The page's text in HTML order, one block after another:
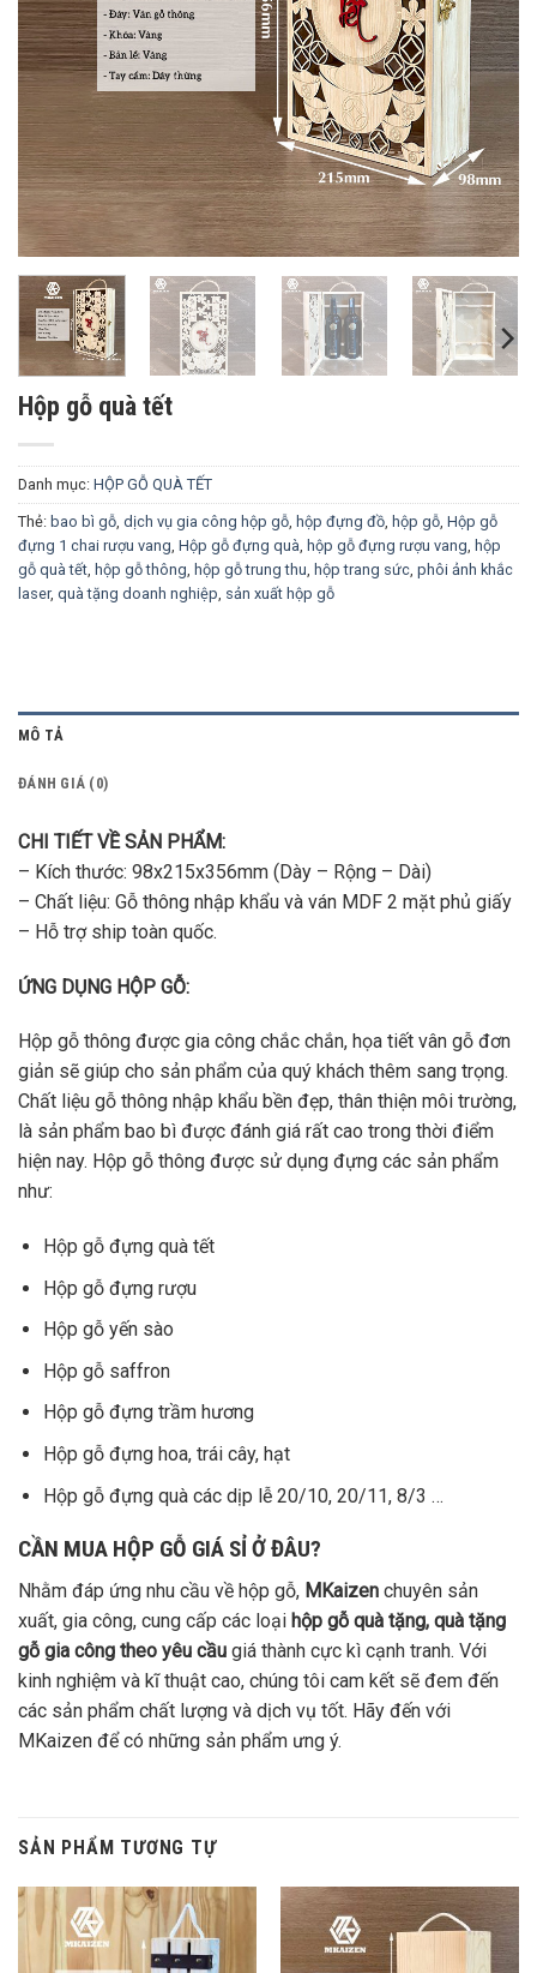
Hộp gỗ quà tết
Danh mục: HỘP GỖ QUÀ TẾT
Thẻ: bao bì gỗ dịch vụ gia công hộp gỗ hộp đựng đồ hộp gỗ Hộp gỗ
đựng 1 chai rượu vang Hộp gỗ đựng quà hộp gỗ đựng rượu vang hộp
gỗ quà tết hộp gỗ thông hộp gỗ trung thu hộp trang sức phôi ảnh khắc
laser, quà tặng doanh nghiệp sản xuất hộp gỗ
MÔ TẢ
ĐÁNH GIÁ (0)
CHI TIẾT VỀ SẢN PHẨM:
– Kích thước: 98x215x356mm (Dày – Rộng – Dài)
– Chất liệu: Gỗ thông nhập khẩu và ván MDF 2 mặt phủ giấy
– Hỗ trợ ship toàn quốc.
ỨNG DỤNG HỘP GỖ:
Hộp gỗ thông được gia công chắc chắn, họa tiết vân gỗ đơn
giản sẽ giúp cho sản phẩm của quý khách thêm sang trọng.
Chất liệu gỗ thông nhập khẩu bền đẹp, thân thiện môi trường,
là sản phẩm bao bì được đánh giá rất cao trong thời điểm
hiện nay. Hộp gỗ thông được sử dụng đựng các sản phẩm
như:
Hộp gỗ đựng quà tết
Hộp gỗ đựng rượu
Hộp gỗ yến sào
Hộp gỗ saffron
Hộp gỗ đựng trầm hương
Hộp gỗ đựng hoa, trái cây, hạt
Hộp gỗ đựng quà các dịp lễ 20/10, 20/11, 8/3 …
CẦN MUA HỘP GỖ GIÁ SỈ Ở ĐÂU?
Nhằm đáp ứng nhu cầu về hộp gỗ, MKaizen chuyên sản
xuất, gia công, cung cấp các loại hộp gỗ quà tặng, quà tặng
gỗ gia công theo yêu cầu giá thành cực kì cạnh tranh. Với
kinh nghiệm và kĩ thuật cao, chúng tôi cam kết sẽ đem đến
các sản phẩm chất lượng và dịch vụ tốt. Hãy đến với
MKaizen để có những sản phẩm ưng ý.
SẢN PHẨM TƯƠNG TỰ